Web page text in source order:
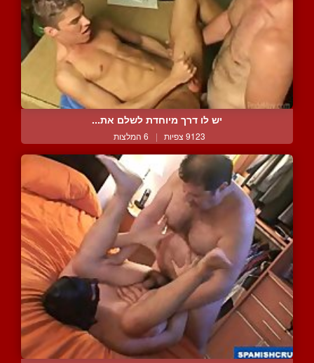
יש לו דרך מיוחדת לשלם את...
9123 צפיות | 6 המלצות